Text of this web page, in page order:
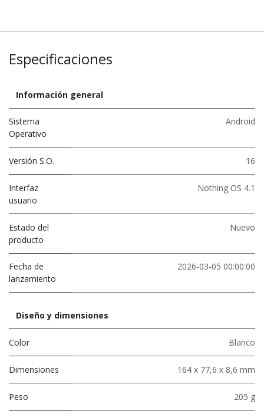
Especificaciones
Información general
Sistema
Operativo
Android
Versión S.O. 16
Interfaz
usuario
Nothing OS 4.1
Estado del
producto
Nuevo
Fecha de
lanzamiento
2026-03-05 00:00:00
Diseño y dimensiones
Color Blanco
Dimensiones 164 x 77,6 x 8,6 mm
Peso 205 g